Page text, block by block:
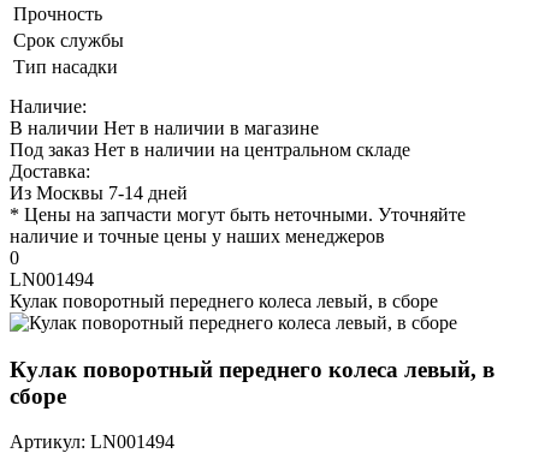
Прочность
Срок службы
Тип насадки
Наличие:
В наличии Нет в наличии в магазине
Под заказ Нет в наличии на центральном складе
Доставка:
Из Москвы 7-14 дней
* Цены на запчасти могут быть неточными. Уточняйте
наличие и точные цены у наших менеджеров
0
LN001494
Кулак поворотный переднего колеса левый, в сборе
Кулак поворотный переднего колеса левый, в
сборе
Артикул: LN001494